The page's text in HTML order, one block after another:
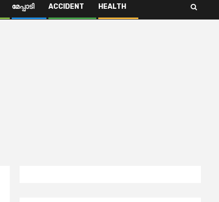
മേപ്പാടി ACCIDENT HEALTH